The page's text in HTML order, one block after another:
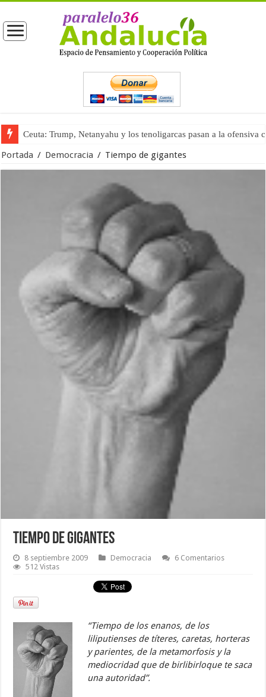
Ceuta: Trump, Netanyahu y los tenoligarcas pasan a la ofensiva
La masificación turística (tercera parte)
Portada / Democracia / Tiempo de gigantes
Tiempo de gigantes
8 septiembre 2009 Democracia
6 Comentarios
512 Vistas
“Tiempo de los enanos, de los
liliputienses de títeres, caretas, horteras
y parientes, de la metamorfosis y la
mediocridad que de birlibirloque te saca
una autoridad”.